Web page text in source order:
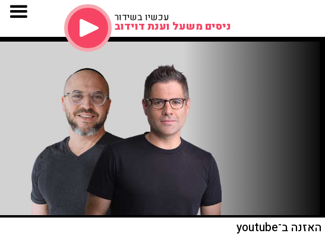
עכשיו בשידור
ניסים משעל וענת דוידוב
האזנה ב־youtube